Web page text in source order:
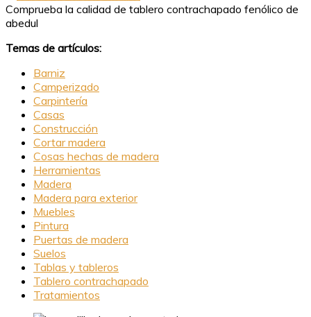
Comprueba la calidad de tablero contrachapado fenólico de
abedul
Temas de artículos:
Barniz
Camperizado
Carpintería
Casas
Construcción
Cortar madera
Cosas hechas de madera
Herramientas
Madera
Madera para exterior
Muebles
Pintura
Puertas de madera
Suelos
Tablas y tableros
Tablero contrachapado
Tratamientos